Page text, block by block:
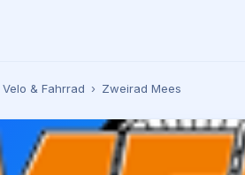
Velo & Fahrrad › Zweirad Mees